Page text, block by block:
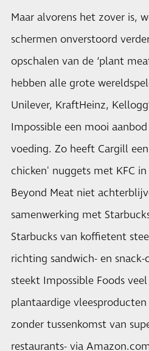
Maar alvorens het zover is,
schermen onverstoord
opschalen van de ‘plant
hebben alle grote
Unilever, KraftHeinz,
Impossible een mooi
voeding. Zo heeft Cargill
chicken' nuggets met KFC
Beyond Meat niet
samenwerking met
Starbucks van koffietent
richting sandwich- en snack-
steekt Impossible Foods
plantaardige
zonder tussenkomst van
restaurants- via